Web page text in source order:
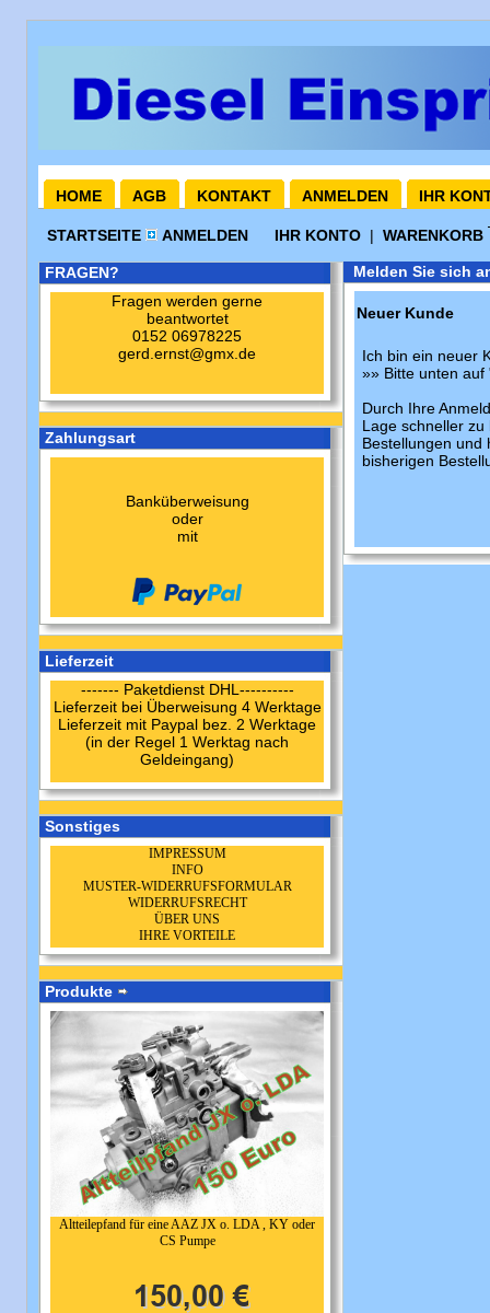
HOME AGB KONTAKT ANMELDEN IHR
STARTSEITE ANMELDEN IHR KONTO | WARENKORB
FRAGEN?
Fragen werden gerne
beantwortet
0152 06978225
gerd.ernst@gmx.de
Zahlungsart
Banküberweisung
oder
mit
Lieferzeit
------- Paketdienst DHL----------
Lieferzeit bei Überweisung 4 Werktage
Lieferzeit mit Paypal bez. 2 Werktage
(in der Regel 1 Werktag nach
Geldeingang)
Sonstiges
IMPRESSUM
INFO
MUSTER-WIDERRUFSFORMULAR
WIDERRUFSRECHT
ÜBER UNS
IHRE VORTEILE
Produkte
Altteilepfand für eine AAZ JX o. LDA , KY oder
CS Pumpe
Melden Sie sich
Neuer Kunde
Ich bin ein neuer
»» Bitte unten auf
Durch Ihre
Lage schneller
Bestellungen und
bisherigen